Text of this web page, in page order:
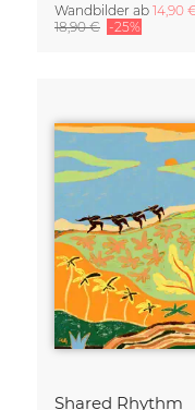
Wandbilder ab 14,90
18,90 € -25%
Shared Rhythm